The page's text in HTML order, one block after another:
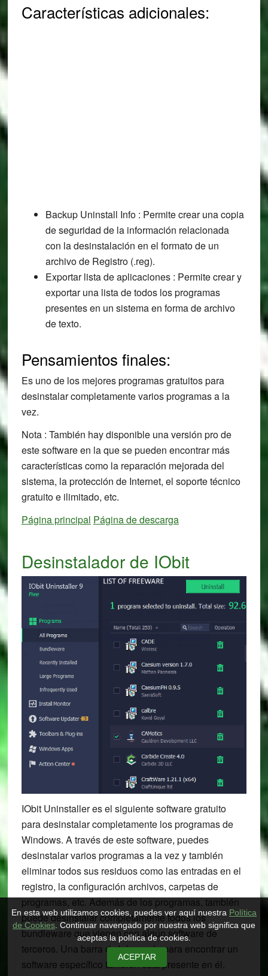
Características adicionales:
Backup Uninstall Info : Permite crear una copia
de seguridad de la información relacionada
con la desinstalación en el formato de un
archivo de Registro (.reg).
Exportar lista de aplicaciones : Permite crear y
exportar una lista de todos los programas
presentes en un sistema en forma de archivo
de texto.
Pensamientos finales:
Es uno de los mejores programas gratuitos para
desinstalar completamente varios programas a la
vez.
Nota : También hay disponible una versión pro de
este software en la que se pueden encontrar más
características como la reparación mejorada del
sistema, la protección de Internet, el soporte técnico
gratuito e ilimitado, etc.
Página principal Página de descarga
Desinstalador de IObit
IObit Uninstaller es el siguiente software gratuito
para desinstalar completamente los programas de
Windows. A través de este software, puedes
desinstalar varios programas a la vez y también
eliminar todos sus residuos como las entradas en el
registro, la configuración archivos, carpetas de
programas, etc. Además de los programas, también
puede desinstalar completamente todos los
bundleware que vienen con algún software de
terceros. Una barra de búsqueda para encontrar un
software específico también está presente en él.
En esta web utilizamos cookies, puedes ver aquí nuestra Política
de Cookies. Continuar navengado por nuestra web significa que
aceptas la política de cookies.
ACEPTAR